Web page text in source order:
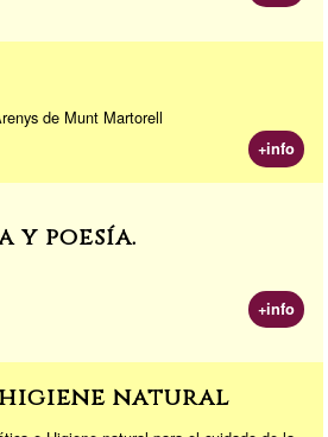
de Munt Martorell
+info
y poesía.
+info
higiene natural